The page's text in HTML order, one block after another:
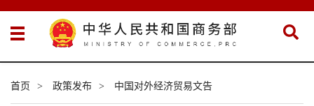
首页 > 政策发布 > 中国对外经济贸易文告